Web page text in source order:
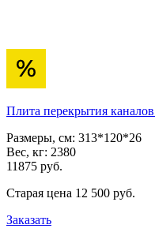
Плита перекрытия
Размеры, см: 313*120*26
Вес, кг: 2380
11875 pуб.
Старая цена 12 500 pуб.
Заказать